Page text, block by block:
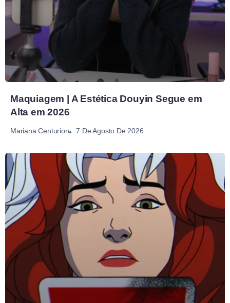
Maquiagem | A Estética Douyin Segue em
Alta em 2026
Mariana Centurion 7 De Agosto De 2026